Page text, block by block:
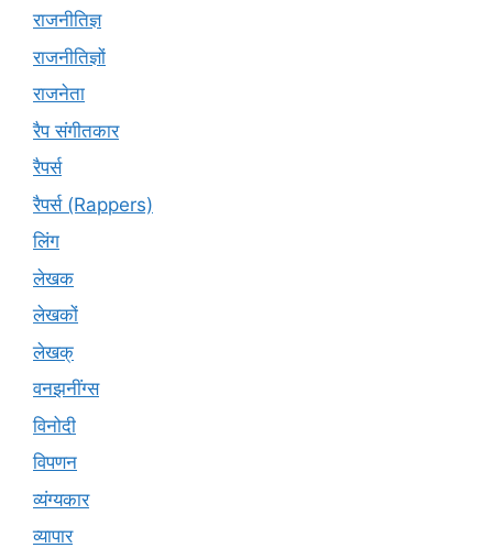
राजनीतिज्ञ
राजनीतिज्ञों
राजनेता
रैप संगीतकार
रैपर्स
रैपर्स (Rappers)
लिंग
लेखक
लेखकों
लेखक्
वनझनींग्स
विनोदी
विपणन
व्यंग्यकार
व्यापार